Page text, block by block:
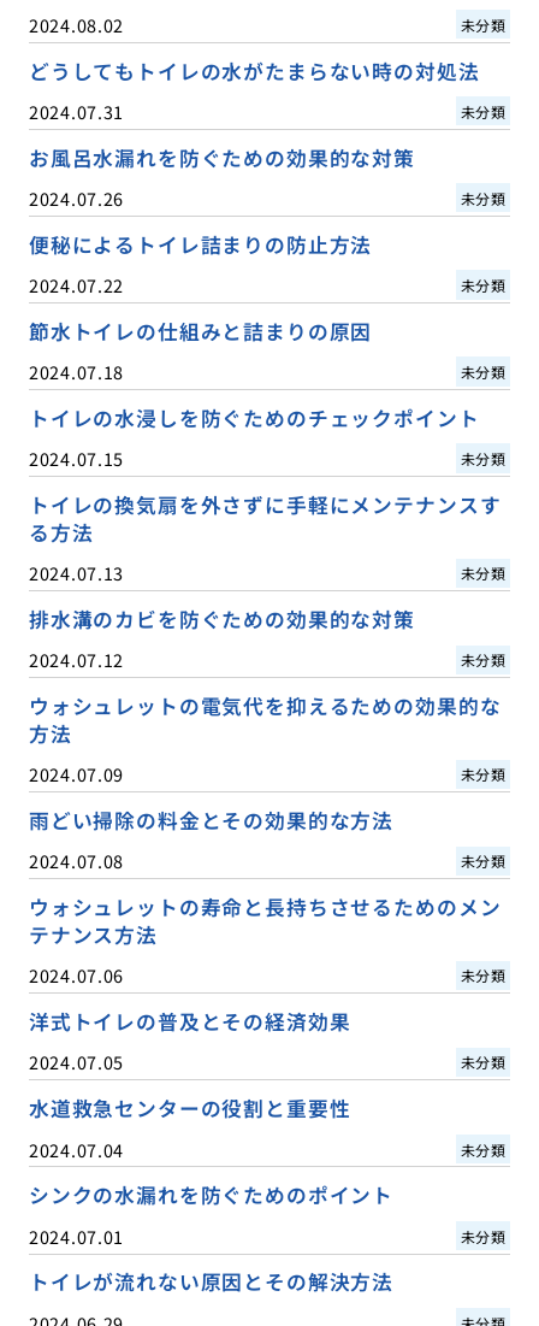
2024.08.02 未分類
どうしてもトイレの水がたまらない時の対処法
2024.07.31 未分類
お風呂水漏れを防ぐための効果的な対策
2024.07.26 未分類
便秘によるトイレ詰まりの防止方法
2024.07.22 未分類
節水トイレの仕組みと詰まりの原因
2024.07.18 未分類
トイレの水浸しを防ぐためのチェックポイント
2024.07.15 未分類
トイレの換気扇を外さずに手軽にメンテナンスす
る方法
2024.07.13 未分類
排水溝のカビを防ぐための効果的な対策
2024.07.12 未分類
ウォシュレットの電気代を抑えるための効果的な
方法
2024.07.09 未分類
雨どい掃除の料金とその効果的な方法
2024.07.08 未分類
ウォシュレットの寿命と長持ちさせるためのメン
テナンス方法
2024.07.06 未分類
洋式トイレの普及とその経済効果
2024.07.05 未分類
水道救急センターの役割と重要性
2024.07.04 未分類
シンクの水漏れを防ぐためのポイント
2024.07.01 未分類
トイレが流れない原因とその解決方法